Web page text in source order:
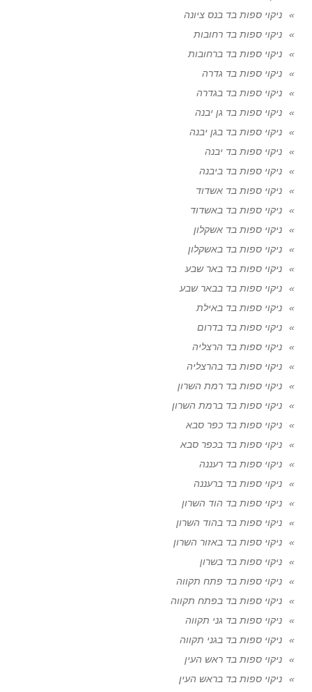
ניקוי ספות בד בנס ציונה
ניקוי ספות בד רחובות
ניקוי ספות בד ברחובות
ניקוי ספות בד גדרה
ניקוי ספות בד בגדרה
ניקוי ספות בד גן יבנה
ניקוי ספות בד בגן יבנה
ניקוי ספות בד יבנה
ניקוי ספות בד ביבנה
ניקוי ספות בד אשדוד
ניקוי ספות בד באשדוד
ניקוי ספות בד אשקלון
ניקוי ספות בד באשקלון
ניקוי ספות בד באר שבע
ניקוי ספות בד בבאר שבע
ניקוי ספות בד באילת
ניקוי ספות בד בדרום
ניקוי ספות בד הרצליה
ניקוי ספות בד בהרצליה
ניקוי ספות בד רמת השרון
ניקוי ספות בד ברמת השרון
ניקוי ספות בד כפר סבא
ניקוי ספות בד בכפר סבא
ניקוי ספות בד רעננה
ניקוי ספות בד ברעננה
ניקוי ספות בד הוד השרון
ניקוי ספות בד בהוד השרון
ניקוי ספות בד באזור השרון
ניקוי ספות בד בשרון
ניקוי ספות בד פתח תקווה
ניקוי ספות בד בפתח תקווה
ניקוי ספות בד גני תקווה
ניקוי ספות בד בגני תקווה
ניקוי ספות בד ראש העין
ניקוי ספות בד בראש העין